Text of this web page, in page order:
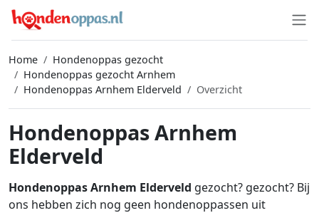
Home
Hondenoppas gezocht
Hondenoppas gezocht Arnhem
Hondenoppas Arnhem Elderveld
Overzicht
Hondenoppas Arnhem
Elderveld
Hondenoppas Arnhem Elderveld gezocht? gezocht? Bij
ons hebben zich nog geen hondenoppassen uit